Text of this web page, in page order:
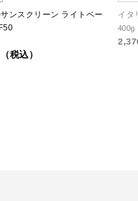
ンスクリーン ライトベー
税込）
イタ
400g